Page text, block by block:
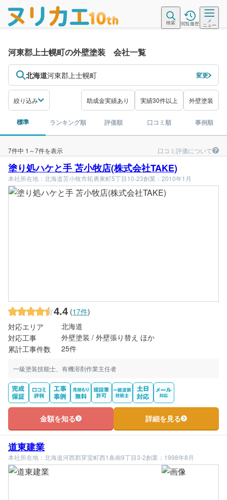
検索 閲覧履歴
メ
ニュー
河東郡上士幌町の外壁塗装 会社一覧
北海道河東郡上士幌町 変更
絞り込み 助成金実績あり 実績30件以上 外壁塗装
標準 ランキング順 評価順 口コミ順 事例順
7件中 1～7件を表示 口コミ評価について
塗り処ハケと手 苫小牧店(株式会社TAKE)
本社所在地：北海道苫小牧市拓勇東町5丁目10-23創業：2010年1月
4.4 (17件)
対応エリア
北海道
対応工事
外壁塗装 / 外壁張り替え ほか
累計工事件数
25件
一級塗装技能士、有機溶剤作業主任者
金額を知る 詳細を見る
道東建業
本社所在地：北海道河西郡芽室町西1条南9丁目3-2創業：1998年8月